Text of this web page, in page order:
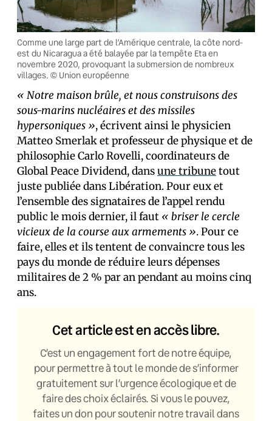
Comme une large part de l’Amérique centrale, la côte nord-
est du Nicaragua a été balayée par la tempête Eta en
novembre 2020, provoquant la submersion de nombreux
villages. © Union européenne
« Notre maison brûle, et nous construisons des
sous-marins nucléaires et des missiles
hypersoniques », écrivent ainsi le physicien
Matteo Smerlak et professeur de physique et de
philosophie Carlo Rovelli, coordinateurs de
Global Peace Dividend, dansune tribunetout
juste publiée dans Libération. Pour eux et
l’ensemble des signataires de l’appel rendu
public le mois dernier, il faut « briser le cercle
vicieux de la course aux armements ». Pour ce
faire, elles et ils tentent de convaincre tous les
pays du monde de réduire leurs dépenses
militaires de 2 % par an pendant au moins cinq
ans.
Cet article est en accès libre.
C’est un engagement fort de notre équipe,
pour permettre à tout le monde de s’informer
gratuitement sur l’urgence écologique et de
faire des choix éclairés. Si vous le pouvez,
faites un don pour soutenir notre travail dans